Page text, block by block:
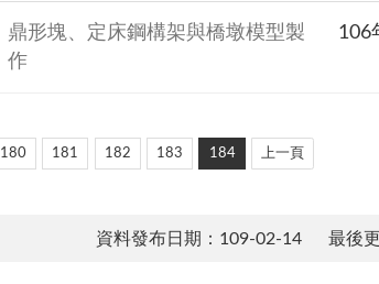
鼎形塊、定床鋼構架與橋墩模型製
作
106
180 181 182 183 184 上一頁
資料發布日期：109-02-14 最後